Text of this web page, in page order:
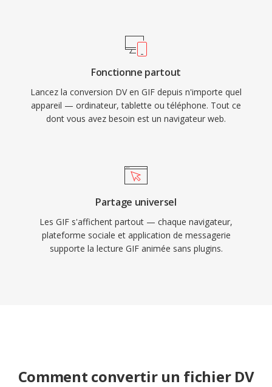
Fonctionne partout
Lancez la conversion DV en GIF depuis n'importe quel
appareil — ordinateur, tablette ou téléphone. Tout ce
dont vous avez besoin est un navigateur web.
Partage universel
Les GIF s'affichent partout — chaque navigateur,
plateforme sociale et application de messagerie
supporte la lecture GIF animée sans plugins.
Comment convertir un fichier DV